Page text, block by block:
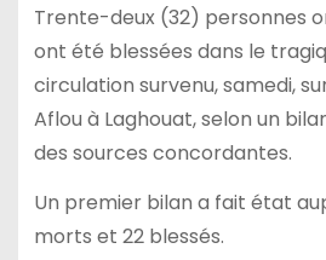
Trente-deux (32) personnes
ont été blessées dans le
circulation survenu, samedi,
Aflou à Laghouat, selon un
des sources concordantes.
Un premier bilan a fait état
morts et 22 blessés.